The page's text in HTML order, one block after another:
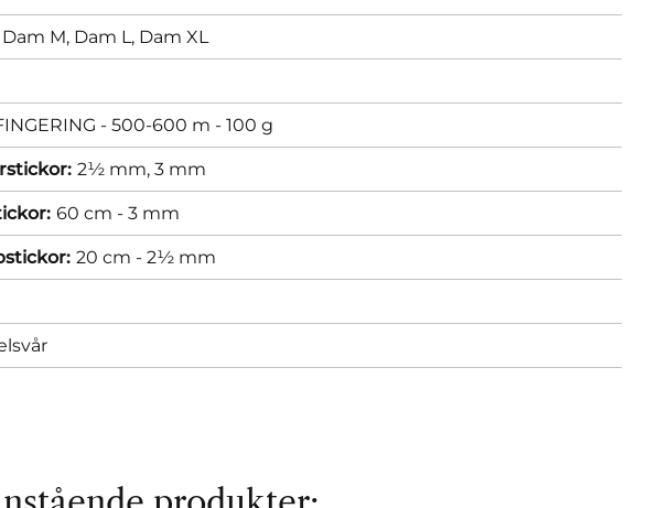
Dam M, Dam L, Dam XL
- 500-600 m - 100 g
2½ mm, 3 mm
60 cm - 3 mm
20 cm - 2½ mm